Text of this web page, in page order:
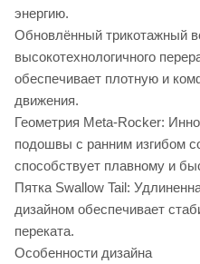
энергию.
Обновлённый трикотажный
высокотехнологичного
обеспечивает плотную и
движения.
Геометрия Meta-Rocker:
подошвы с ранним изгибом
способствует плавному и
Пятка Swallow Tail:
дизайном обеспечивает
переката.
Особенности дизайна